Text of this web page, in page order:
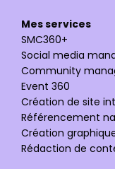
Mes services
SMC360+
Social media
Community
Event 360
Création de site
Référencement
Création
Rédaction de